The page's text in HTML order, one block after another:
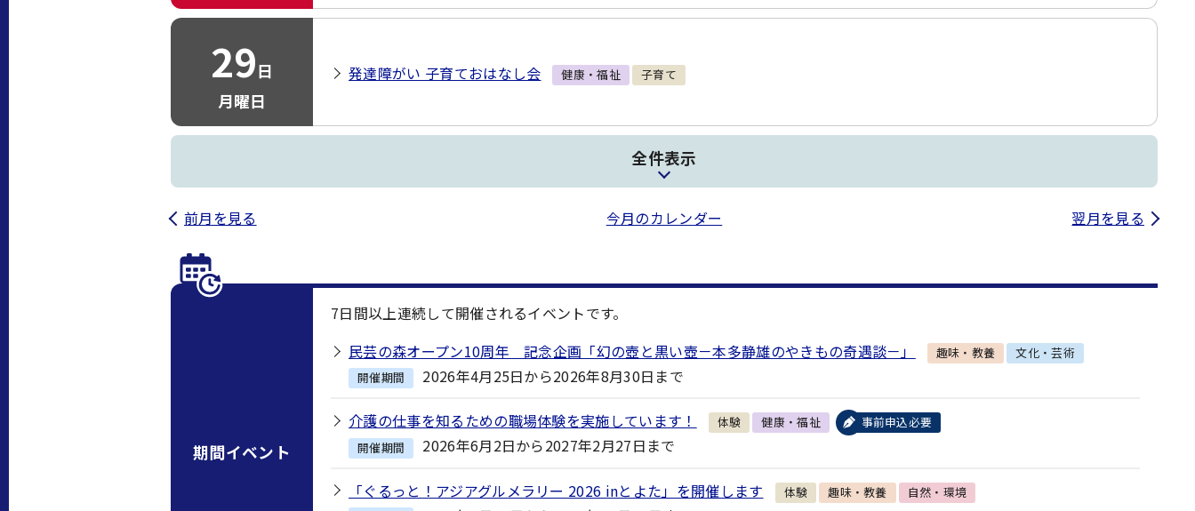
29日
月曜日
発達障がい 子育ておはなし会 健康・福祉 子育て
全件表示
前月を見る 今月のカレンダー 翌月を見る
期間イベント
7日間以上連続して開催されるイベントです。
民芸の森オープン10周年 記念企画「幻の壺と黒い壺－本多静雄のやきもの奇遇談－」
趣味・教養
文化・芸術
開催期間
2026年4月25日から2026年8月30日まで
介護の仕事を知るための職場体験を実施しています！ 体験 健康・福祉
事前申込必要
開催期間
2026年6月2日から2027年2月27日まで
「ぐるっと！アジアグルメラリー 2026 inとよた」を開催します 体験 趣味・教養
自然・環境